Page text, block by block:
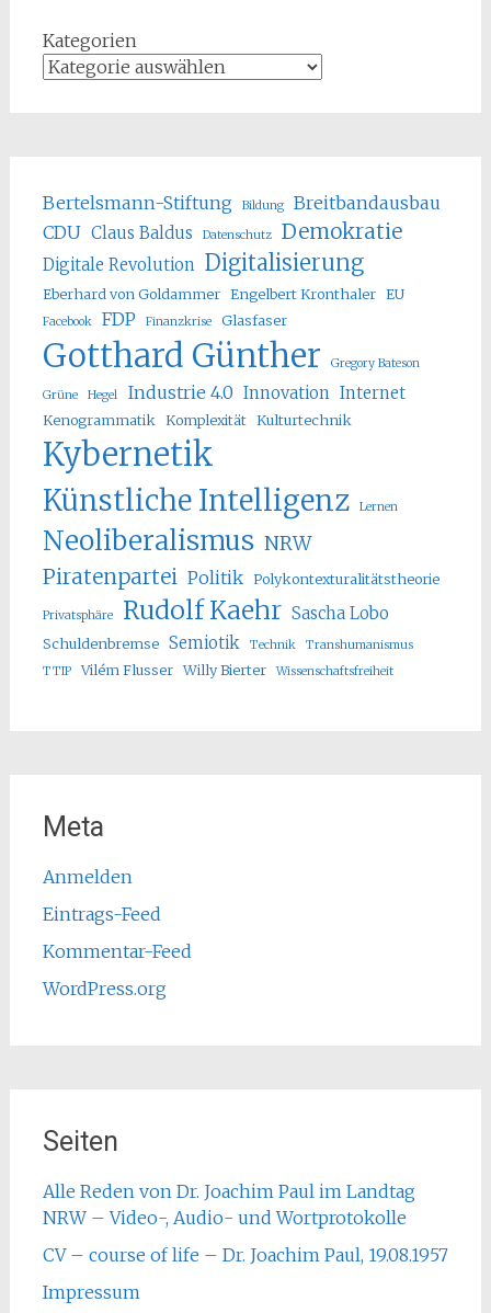
Kategorien
Bertelsmann-Stiftung Bildung
Breitbandausbau
CDU Claus Baldus Datenschutz Demokratie
Digitale Revolution Digitalisierung
Eberhard von Goldammer Engelbert Kronthaler EU
Facebook FDP Finanzkrise Glasfaser
Gotthard Günther Gregory Bateson
Grüne Hegel Industrie 4.0 Innovation Internet
Kenogrammatik Komplexität Kulturtechnik
Kybernetik
Künstliche Intelligenz Lernen
Neoliberalismus NRW
Piratenpartei Politik Polykontexturalitätstheorie
Privatsphäre Rudolf Kaehr Sascha Lobo
Schuldenbremse Semiotik Technik
Transhumanismus
TTIP
Vilém Flusser Willy Bierter Wissenschaftsfreiheit
Meta
Anmelden
Eintrags-Feed
Kommentar-Feed
WordPress.org
Seiten
Alle Reden von Dr. Joachim Paul im Landtag
NRW – Video-, Audio- und Wortprotokolle
CV – course of life – Dr. Joachim Paul, 19.08.1957
Impressum